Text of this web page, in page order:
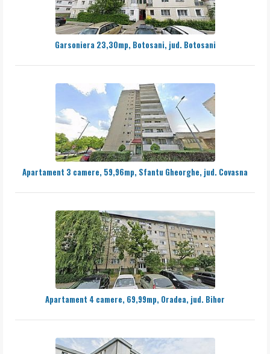
Garsoniera 23,30mp, Botosani, jud. Botosani
Apartament 3 camere, 59,96mp, Sfantu Gheorghe, jud. Covasna
Apartament 4 camere, 69,99mp, Oradea, jud. Bihor